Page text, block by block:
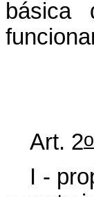
básica
Art. 2o
I -